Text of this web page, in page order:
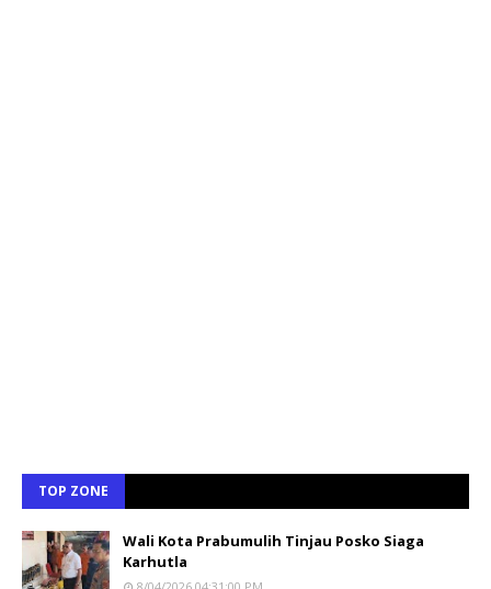
TOP ZONE
Wali Kota Prabumulih Tinjau Posko Siaga
Karhutla